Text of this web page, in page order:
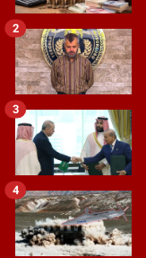
2
3
4